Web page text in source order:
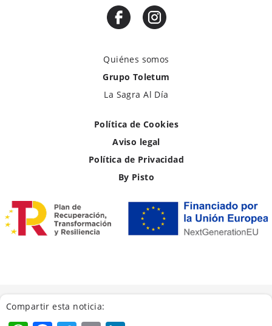
Quiénes somos
Grupo Toletum
La Sagra Al Día
Política de Cookies
Aviso legal
Política de Privacidad
By Pisto
Compartir esta noticia: